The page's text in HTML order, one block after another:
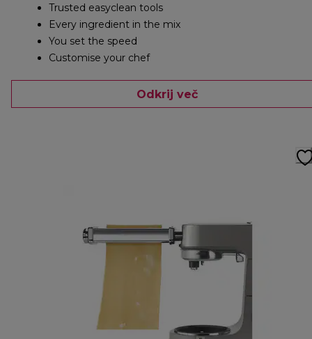
Trusted easyclean tools
Every ingredient in the mix
You set the speed
Customise your chef
Odkrij več